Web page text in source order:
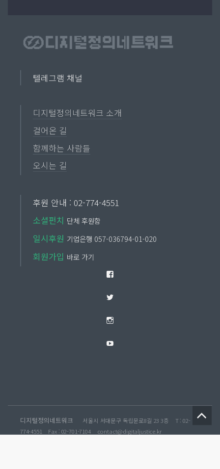
텔레그램 채널
디지털정의네트워크 소개
걸어온 길
함께하는 사람들
오시는 길
후원 안내 : 02-774-4551
소셜펀치 단체 후원함
일시후원 기업은행 057-036794-01-020
회원가입 바로 가기
Facebook
Twitter
Instagram
YouTube
디지털정의네트워크 서울시 서대문구 독립문로8길 23 3층
T : 02-
774-4551
Fax : 02-701-7104 contact@digitaljustice.kr